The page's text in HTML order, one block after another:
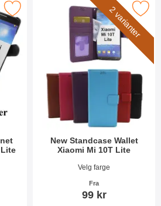
Xiaomi Mi 10T Lite som favoritt
2 varianter
New Standcase Wallet
Xiaomi Mi 10T Lite
Varenummer 38913
Velg farge
Fra
99 kr
Merk new Standcase Wallet